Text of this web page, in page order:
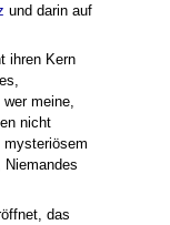
und darin auf
ihren Kern
meine,
nicht
Niemandes
das